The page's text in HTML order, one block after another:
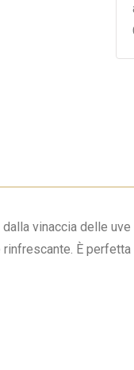
vinaccia delle
È perfetta